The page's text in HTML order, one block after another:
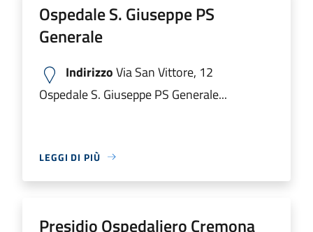
Ospedale S. Giuseppe PS
Generale
IndirizzoVia San Vittore, 12
Ospedale S. Giuseppe PS Generale...
LEGGI DI PIÙ
Presidio Ospedaliero Cremona